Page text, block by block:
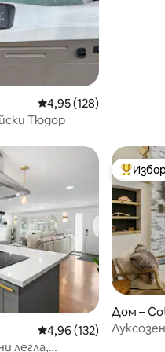
Средна оценка: 4,95
4,95 (128)
Тюдор
Средна оценка: 4,96
4,96 (132)
легла,
Най-
Дом –